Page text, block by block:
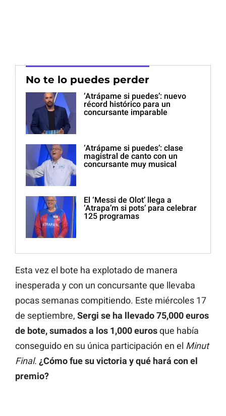
No te lo puedes perder
‘Atrápame si puedes’: nuevo
récord histórico para un
concursante imparable
‘Atrápame si puedes’: clase
magistral de canto con un
concursante muy musical
El ‘Messi de Olot’ llega a
‘Atrapa’m si pots’ para celebrar
125 programas
Esta vez el bote ha explotado de manera
inesperada y con un concursante que llevaba
pocas semanas compitiendo. Este miércoles 17
de septiembre, Sergi se ha llevado 75,000 euros
de bote, sumados a los 1,000 eurosque había
conseguido en su única participación en el Minut
Final. ¿Cómo fue su victoria y qué hará con el
premio?